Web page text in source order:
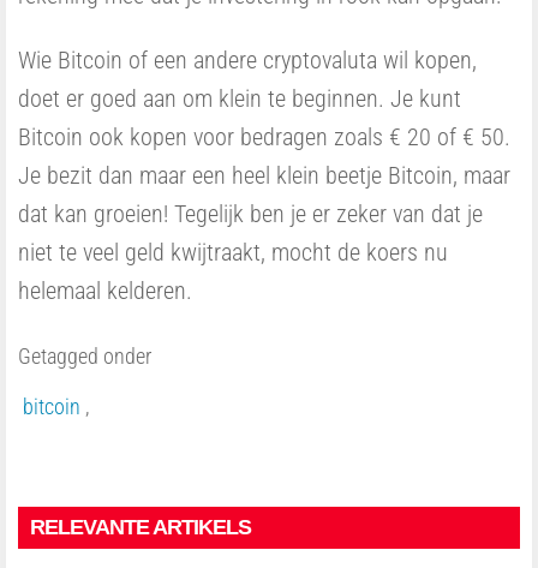
Wie Bitcoin of een andere cryptovaluta wil kopen,
doet er goed aan om klein te beginnen. Je kunt
Bitcoin ook kopen voor bedragen zoals € 20 of € 50.
Je bezit dan maar een heel klein beetje Bitcoin, maar
dat kan groeien! Tegelijk ben je er zeker van dat je
niet te veel geld kwijtraakt, mocht de koers nu
helemaal kelderen.
Getagged onder
bitcoin
RELEVANTE ARTIKELS